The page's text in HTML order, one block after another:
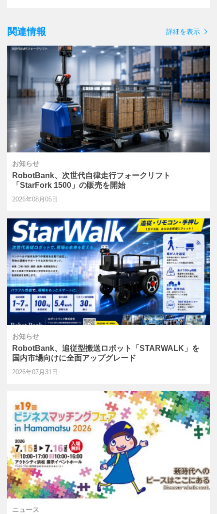
関連情報 詳細を表示
お知らせ
RobotBank、次世代自律走行フォークリフト
「StarFork 1500」の販売を開始
2026年08月05日
お知らせ
RobotBank、追従型搬送ロボット「STARWALK」を
国内市場向けに全面アップグレード
2026年07月31日
ニュース